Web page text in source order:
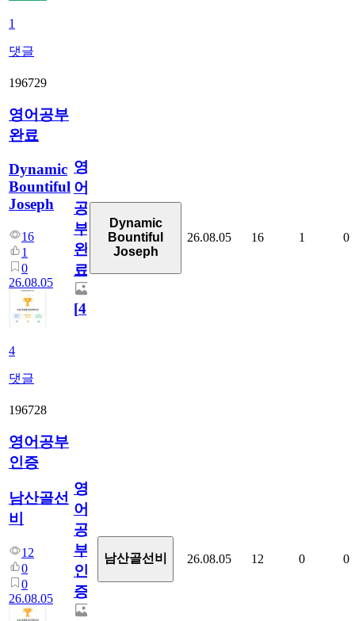
1
댓글
196729
영어공부
완료
Dynamic
Bountiful
Joseph
16
1
0
26.08.05
4
댓글
영
어
공
부
완
료
[4]
Dynamic
Bountiful
Joseph
26.08.05 16 1 0
196728
영어공부
인증
남산골선
비
12
0
0
26.08.05
영
어
공
부
인
증
남산골선비 26.08.05 12 0 0